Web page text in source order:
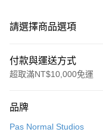
請選擇商品選項
付款與運送方式
超取滿NT$10,000免運
信用卡一次付款
品牌
Pas Normal Studios